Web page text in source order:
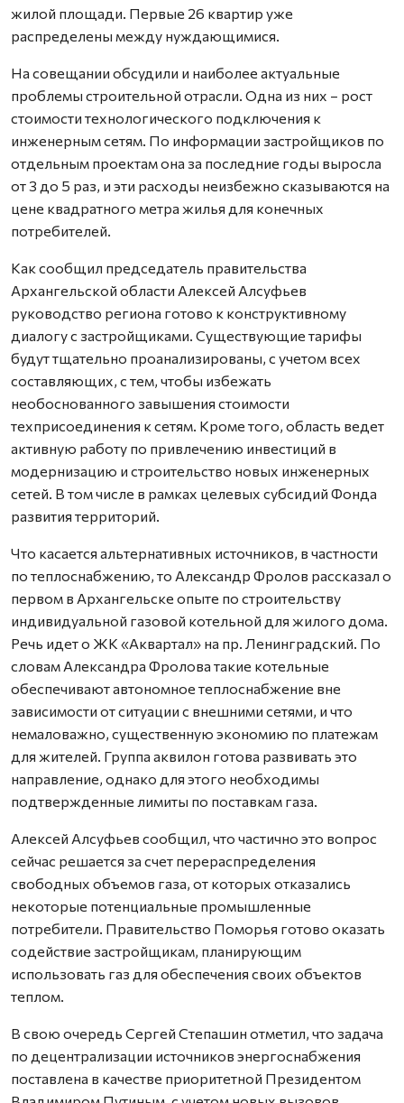
жилой площади. Первые 26 квартир уже
распределены между нуждающимися.
На совещании обсудили и наиболее актуальные
проблемы строительной отрасли. Одна из них – рост
стоимости технологического подключения к
инженерным сетям. По информации застройщиков по
отдельным проектам она за последние годы выросла
от 3 до 5 раз, и эти расходы неизбежно сказываются на
цене квадратного метра жилья для конечных
потребителей.
Как сообщил председатель правительства
Архангельской области Алексей Алсуфьев
руководство региона готово к конструктивному
диалогу с застройщиками. Существующие тарифы
будут тщательно проанализированы, с учетом всех
составляющих, с тем, чтобы избежать
необоснованного завышения стоимости
техприсоединения к сетям. Кроме того, область ведет
активную работу по привлечению инвестиций в
модернизацию и строительство новых инженерных
сетей. В том числе в рамках целевых субсидий Фонда
развития территорий.
Что касается альтернативных источников, в частности
по теплоснабжению, то Александр Фролов рассказал о
первом в Архангельске опыте по строительству
индивидуальной газовой котельной для жилого дома.
Речь идет о ЖК «Аквартал» на пр. Ленинградский. По
словам Александра Фролова такие котельные
обеспечивают автономное теплоснабжение вне
зависимости от ситуации с внешними сетями, и что
немаловажно, существенную экономию по платежам
для жителей. Группа аквилон готова развивать это
направление, однако для этого необходимы
подтвержденные лимиты по поставкам газа.
Алексей Алсуфьев сообщил, что частично это вопрос
сейчас решается за счет перераспределения
свободных объемов газа, от которых отказались
некоторые потенциальные промышленные
потребители. Правительство Поморья готово оказать
содействие застройщикам, планирующим
использовать газ для обеспечения своих объектов
теплом.
В свою очередь Сергей Степашин отметил, что задача
по децентрализации источников энергоснабжения
поставлена в качестве приоритетной Президентом